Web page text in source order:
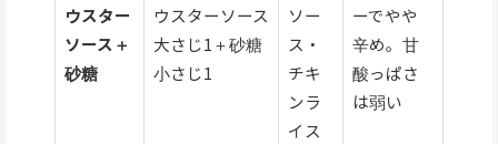
ウスター
ソース＋
砂糖
ウスターソース
大さじ1＋砂糖
小さじ1
ソー
ス・
チキ
ンラ
イス
ーでやや
辛め。甘
酸っぱさ
は弱い